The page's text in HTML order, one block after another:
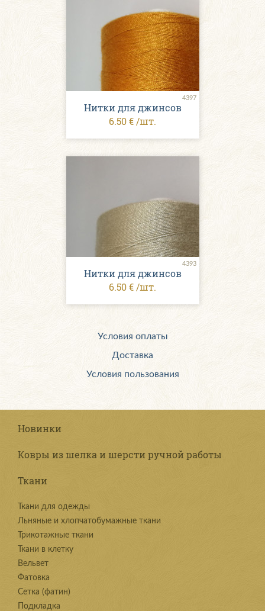
4397
Нитки для джинсов
6.50 € /шт.
4393
Нитки для джинсов
6.50 € /шт.
Условия оплаты
Доставка
Условия пользования
Новинки
Ковры из шелка и шерсти ручной работы
Ткани
Ткани для одежды
Льняные и хлопчатобумажные ткани
Трикотажные ткани
Ткани в клетку
Вельвет
Фатовка
Сетка (фатин)
Подкладка